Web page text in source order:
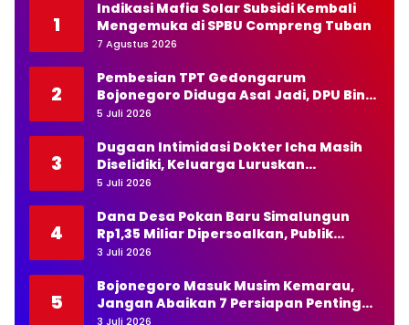
1
Indikasi Mafia Solar Subsidi Kembali
Mengemuka di SPBU Compreng Tuban
7 Agustus 2026
2
Pembesian TPT Gedongarum
Bojonegoro Diduga Asal Jadi, DPU Bina
Marga Diminta Bertindak Tegas
5 Juli 2026
3
Dugaan Intimidasi Dokter Icha Masih
Diselidiki, Keluarga Luruskan
Pernyataan Kapolda NTT
5 Juli 2026
4
Dana Desa Pokan Baru Simalungun
Rp1,35 Miliar Dipersoalkan, Publik
Pertanyakan Transparansi Kades
3 Juli 2026
5
Bojonegoro Masuk Musim Kemarau,
Jangan Abaikan 7 Persiapan Penting
Ini
3 Juli 2026